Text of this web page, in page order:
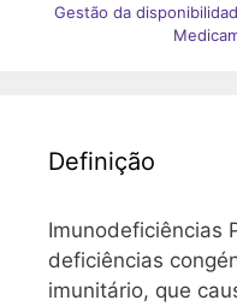
Gestão da
Definição
Imunodeficiências
deficiências
imunitário, que